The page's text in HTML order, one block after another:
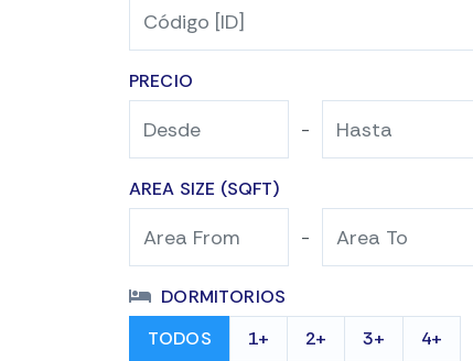
PRECIO
-
AREA SIZE (SQFT)
-
DORMITORIOS
TODOS
1+ 2+ 3+
4+